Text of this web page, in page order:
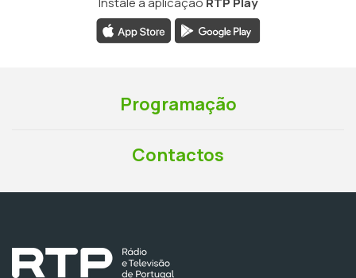
Programação
Contactos